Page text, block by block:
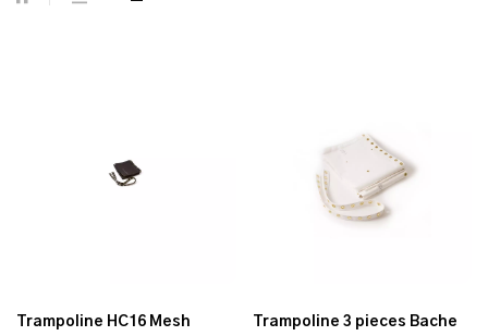
Trampoline HC16 Mesh
Trampoline 3 pieces Bache